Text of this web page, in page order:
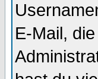
E-Mail,